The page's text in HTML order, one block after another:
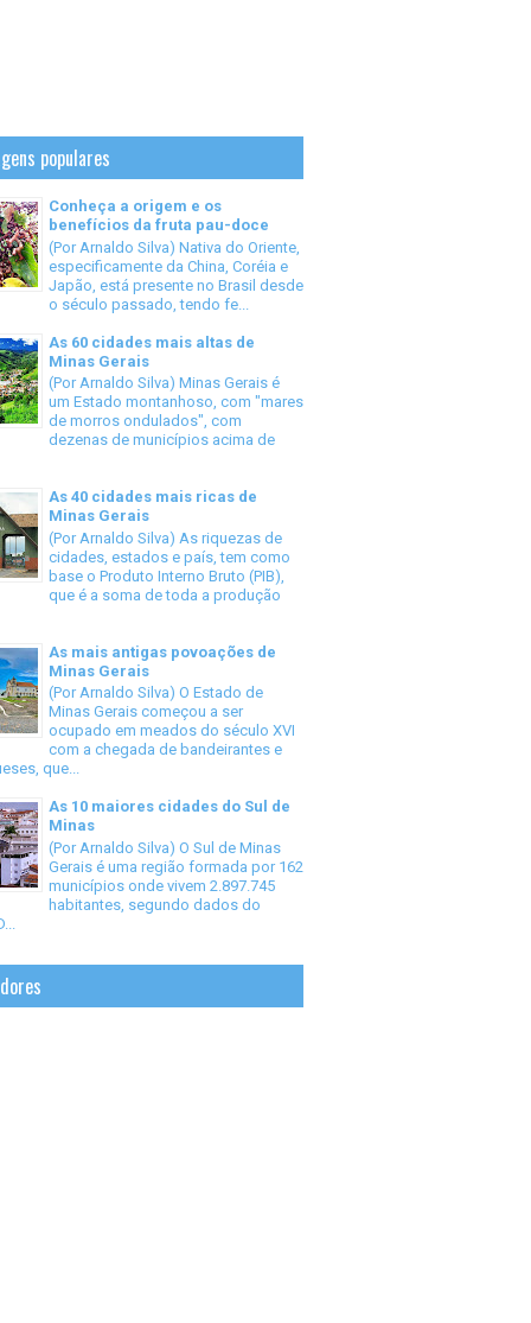
populares
Conheça a origem e os
benefícios da fruta pau-doce
(Por Arnaldo Silva) Nativa do Oriente,
especificamente da China, Coréia e
Japão, está presente no Brasil desde
o século passado, tendo fe...
As 60 cidades mais altas de
Minas Gerais
(Por Arnaldo Silva) Minas Gerais é
um Estado montanhoso, com "mares
de morros ondulados", com
dezenas de municípios acima de
As 40 cidades mais ricas de
Minas Gerais
(Por Arnaldo Silva) As riquezas de
cidades, estados e país, tem como
base o Produto Interno Bruto (PIB),
que é a soma de toda a produção
As mais antigas povoações de
Minas Gerais
(Por Arnaldo Silva) O Estado de
Minas Gerais começou a ser
ocupado em meados do século XVI
com a chegada de bandeirantes e
que...
As 10 maiores cidades do Sul de
Minas
(Por Arnaldo Silva) O Sul de Minas
Gerais é uma região formada por 162
municípios onde vivem 2.897.745
habitantes, segundo dados do